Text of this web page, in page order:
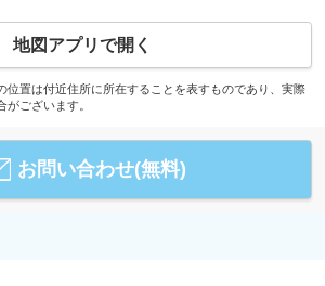
地図アプリで開く
置は付近住所に所在することを表すものであり、実際
ございます。
お問い合わせ(無料)